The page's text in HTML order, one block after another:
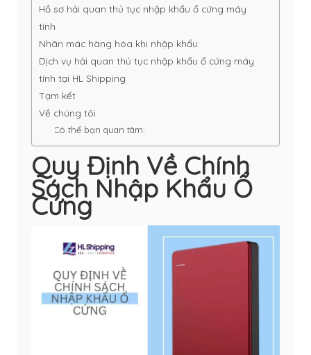
Hồ sơ hải quan thủ tục nhập khẩu ổ cứng máy
tính
Nhãn mác hàng hóa khi nhập khẩu:
Dịch vụ hải quan thủ tục nhập khẩu ổ cứng máy
tính tại HL Shipping
Tạm kết
Về chúng tôi
Có thể bạn quan tâm:
Quy Định Về Chính
Sách Nhập Khẩu Ổ
Cứng